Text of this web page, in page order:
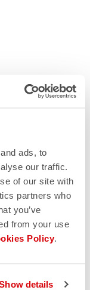
ads, to
our traffic.
of our site with
partners who
you’ve
from your use
Policy.
details